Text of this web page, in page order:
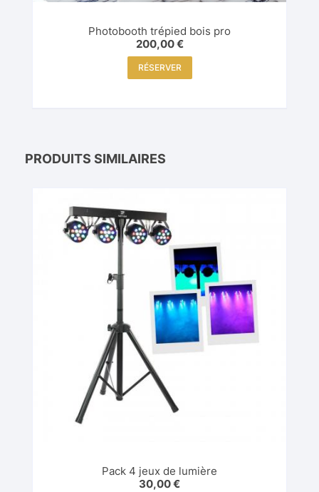
Photobooth trépied bois pro
200,00€
RÉSERVER
PRODUITS SIMILAIRES
Pack 4 jeux de lumière
30,00€